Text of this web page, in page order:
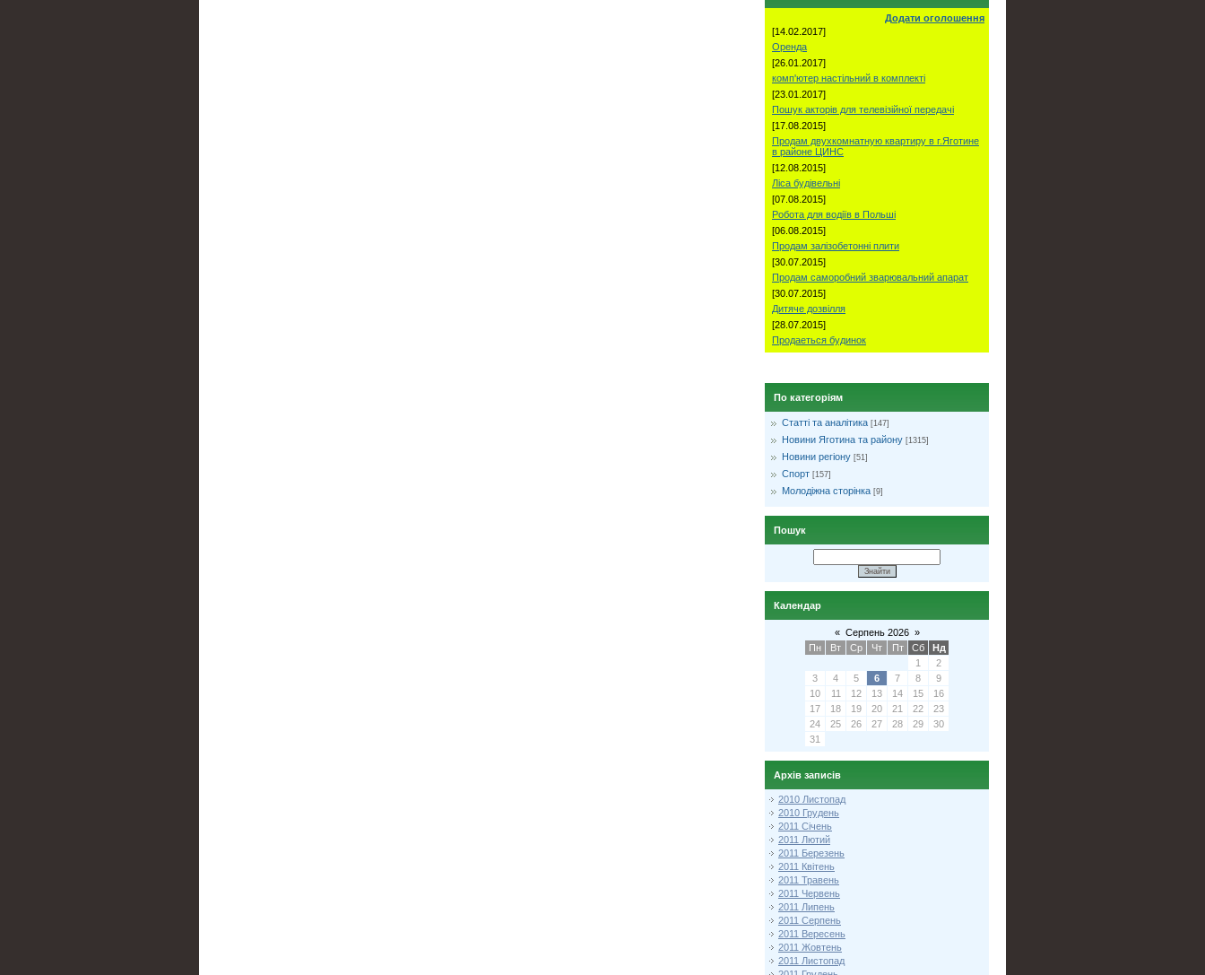
Додати оголошення
[14.02.2017]
Оренда
[26.01.2017]
комп'ютер настільний в комплекті
[23.01.2017]
Пошук акторів для телевізійної передачі
[17.08.2015]
Продам двухкомнатную квартиру в г.Яготине
в районе ЦИНС
[12.08.2015]
Ліса будівельні
[07.08.2015]
Робота для водіїв в Польші
[06.08.2015]
Продам залізобетонні плити
[30.07.2015]
Продам саморобний зварювальний апарат
[30.07.2015]
Дитяче дозвілля
[28.07.2015]
Продаеться будинок
По категоріям
Статті та аналітика [147]
Новини Яготина та району [1315]
Новини регіону [51]
Спорт [157]
Молодіжна сторінка [9]
Пошук
Календар
« Серпень 2026 »
Пн
Вт Ср Чт Пт Сб
Нд
1
2
3
4 5 6 7 8
9
10
11 12 13 14 15
16
17
18 19 20 21 22
23
24
25 26 27 28 29
30
31
Архів записів
2010 Листопад
2010 Грудень
2011 Січень
2011 Лютий
2011 Березень
2011 Квітень
2011 Травень
2011 Червень
2011 Липень
2011 Серпень
2011 Вересень
2011 Жовтень
2011 Листопад